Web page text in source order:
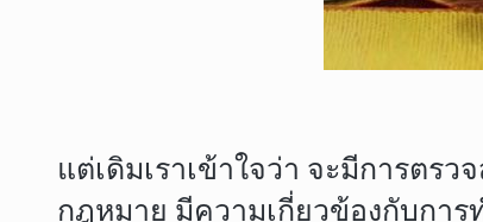
แต่เดิมเราเข้าใจว่า จะมีการตร
กฎหมาย มีความเกี่ยวข้องกับกา